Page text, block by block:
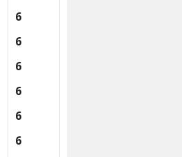
6
6
6
6
6
6